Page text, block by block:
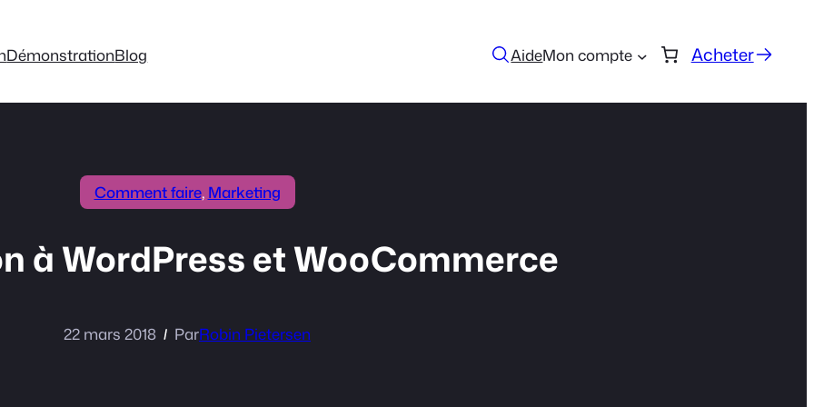
DémonstrationBlog AideMon compte Acheter
Comment faire, Marketing
à WordPress et WooCommerce
22 mars 2018 ParRobin Pietersen